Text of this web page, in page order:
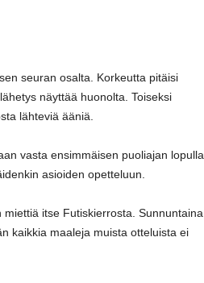
seuran osalta. Korkeutta pitäisi
näyttää huonolta. Toiseksi
lähteviä ääniä.
vasta ensimmäisen puoliajan lopulla,
asioiden opetteluun.
itse Futiskierrosta. Sunnuntaina
kaikkia maaleja muista otteluista ei